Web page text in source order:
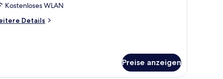
Kostenloses WLAN
Details
Preise anzeigen